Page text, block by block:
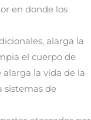
en donde los
alarga la
el cuerpo de
la vida de la
sistemas de